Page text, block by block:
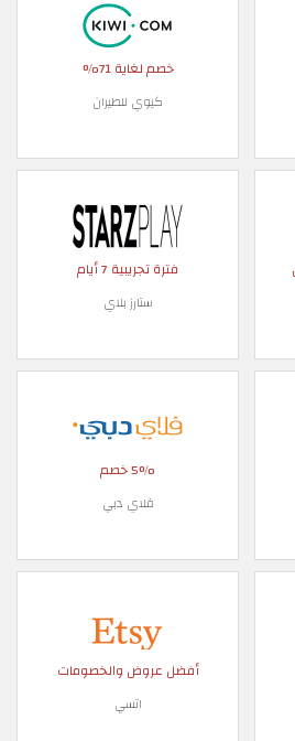
خصم لغاية 71%
كيوي للطيران
فترة تجريبية 7 أيام
ستارز بلاي
5% خصم
فلاي دبي
أفضل عروض والخصومات
اتسي